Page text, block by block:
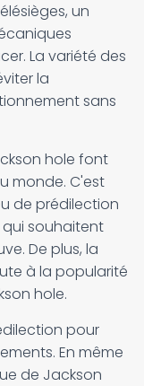
un
La variété des
la
sans
hole font
monde. C'est
de prédilection
qui souhaitent
De plus, la
à la popularité
hole.
pour
En même
de Jackson